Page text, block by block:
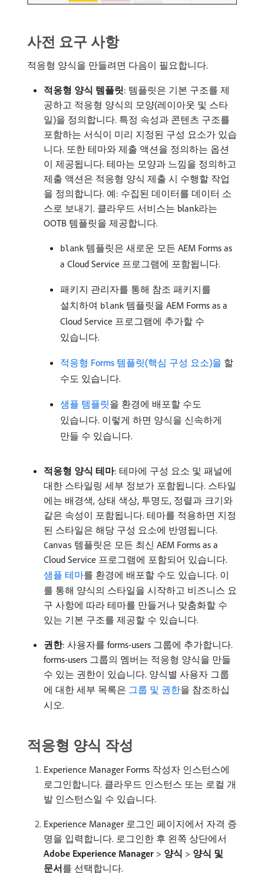
사전 요구 사항
적응형 양식을 만들려면 다음이 필요합니다.
적응형 양식 템플릿: 템플릿은 기본 구조를 제
공하고 적응형 양식의 모양(레이아웃 및 스타
일)을 정의합니다. 특정 속성과 콘텐츠 구조를
포함하는 서식이 미리 지정된 구성 요소가 있습
니다. 또한 테마와 제출 액션을 정의하는 옵션
이 제공됩니다. 테마는 모양과 느낌을 정의하고
제출 액션은 적응형 양식 제출 시 수행할 작업
을 정의합니다. 예: 수집된 데이터를 데이터 소
스로 보내기. 클라우드 서비스는 blank라는
OOTB 템플릿을 제공합니다.
blank 템플릿은 새로운 모든 AEM Forms as
a Cloud Service 프로그램에 포함됩니다.
패키지 관리자를 통해 참조 패키지를
설치하여 blank 템플릿을 AEM Forms as a
Cloud Service 프로그램에 추가할 수
있습니다.
적응형 Forms 템플릿(핵심 구성 요소)을 ​ 할
수도 있습니다.
샘플 템플릿을 환경에 배포할 수도
있습니다. 이렇게 하면 양식을 신속하게
만들 수 있습니다.
적응형 양식 테마: 테마에 구성 요소 및 패널에
대한 스타일링 세부 정보가 포함됩니다. 스타일
에는 배경색, 상태 색상, 투명도, 정렬과 크기와
같은 속성이 포함됩니다. 테마를 적용하면 지정
된 스타일은 해당 구성 요소에 반영됩니다.
Canvas 템플릿은 모든 최신 AEM Forms as a
Cloud Service 프로그램에 포함되어 있습니다.
샘플 테마를 환경에 배포할 수도 있습니다. 이
를 통해 양식의 스타일을 시작하고 비즈니스 요
구 사항에 따라 테마를 만들거나 맞춤화할 수
있는 기본 구조를 제공할 수 있습니다.
권한: 사용자를 forms-users 그룹에 추가합니다.
forms-users 그룹의 멤버는 적응형 양식을 만들
수 있는 권한이 있습니다. 양식별 사용자 그룹
에 대한 세부 목록은 그룹 및 권한을 참조하십
시오.
적응형 양식 작성
Experience Manager Forms 작성자 인스턴스에
로그인합니다. 클라우드 인스턴스 또는 로컬 개
발 인스턴스일 수 있습니다.
Experience Manager 로그인 페이지에서 자격 증
명을 입력합니다. 로그인한 후 왼쪽 상단에서
Adobe Experience Manager > 양식 > 양식 및
문서​를 선택합니다.